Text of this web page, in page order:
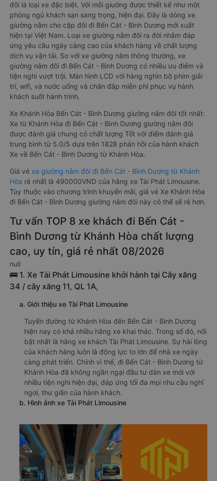
đôi là loại xe đặc biệt. Với mỗi giường được thiết kế như một
phòng ngủ khách sạn sang trọng, hiện đại. Đây là dòng xe
giường nằm cho cặp đôi đi Bến Cát - Bình Dương mới xuất
hiện tại Việt Nam. Loại xe giường nằm đôi ra đời nhằm đáp
ứng yêu cầu ngày càng cao của khách hàng về chất lượng
dịch vụ vận tải. So với xe giường nằm thông thường, xe
giường nằm đôi đi Bến Cát - Bình Dương có nhiều ưu điểm và
tiện nghi vượt trội. Màn hình LCD với hàng nghìn bộ phim giải
trí, wifi, và nước uống và chăn đắp miễn phí phục vụ hành
khách suốt hành trình.
Xe Khánh Hòa Bến Cát - Bình Dương giường nằm đôi tốt nhất:
Xe từ Khánh Hòa đi Bến Cát - Bình Dương giường nằm đôi
được đánh giá chung có chất lượng Tốt với điểm đánh giá
trung bình từ 5.0/5 dựa trên 1828 phản hồi của hành khách
Xe về Bến Cát - Bình Dương từ Khánh Hòa.
Giá vé xe giường nằm đôi đi Bến Cát - Bình Dương từ Khánh
Hòa rẻ nhất là 490000VND của hãng xe Tài Phát Limousine.
Tùy thuộc vào chương trình khuyến mãi, giá vé Xe Khánh Hòa
đi Bến Cát - Bình Dương giường nằm đôi này có thể sẽ rẻ hơn.
Tư vấn TOP 8 xe khách đi Bến Cát -
Bình Dương từ Khánh Hòa chất lượng
cao, uy tín, giá rẻ nhất 08/2026
null
🚌 1. Xe Tài Phát Limousine khởi hành tại Cây xăng
34 / cây xăng 11, QL 1A,
a. Giới thiệu xe Tài Phát Limousine
Tuyến đường từ Khánh Hòa đến Bến Cát - Bình Dương
hiện nay có khá nhiều hãng xe khai thác. Trong số đó, nổi
bật nhất là hãng xe khách Tài Phát Limousine. Sự hài lòng
của khách hàng luôn là động lực to lớn để nhà xe ngày
càng phát triển. Chính vì thế, đi Bến Cát - Bình Dương từ
Khánh Hòa đã không ngần ngại đầu tư dàn xe mới với
nhiều tiện nghi hiện đại, đáp ứng tối đa mọi nhu cầu nghỉ
ngơi, thư giãn của hành khách.
b. Hình ảnh xe Tài Phát Limousine